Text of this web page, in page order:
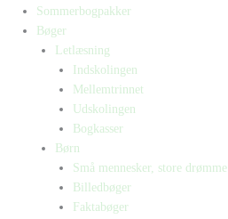
Sommerbogpakker
Bøger
Letlæsning
Indskolingen
Mellemtrinnet
Udskolingen
Bogkasser
Børn
Små mennesker, store drømme
Billedbøger
Faktabøger